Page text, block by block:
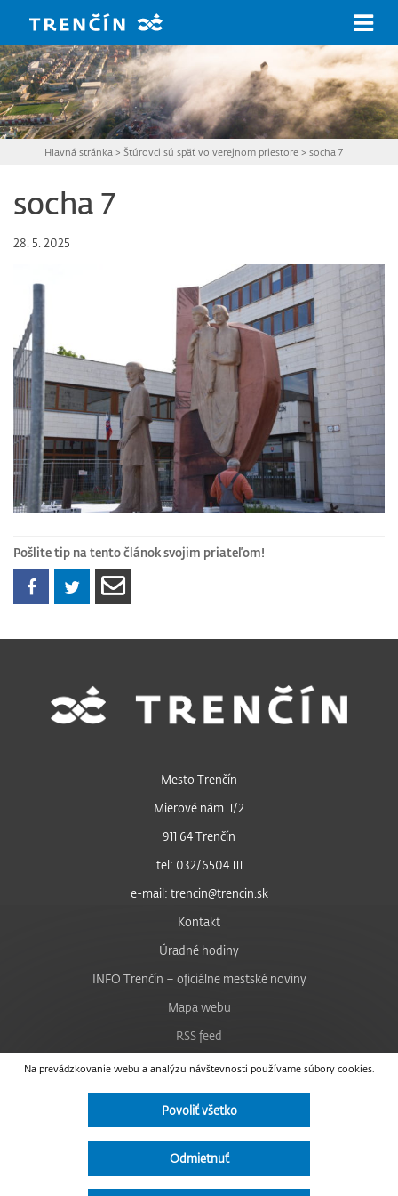
Hlavná stránka >Štúrovci sú späť vo verejnom priestore >socha 7
socha 7
28. 5. 2025
Pošlite tip na tento článok svojim priateľom!
Na prevádzkovanie webu a analýzu návštevnosti používame súbory cookies.
Povoliť všetko
Odmietnuť
Mesto Trenčín
Mierové nám. 1/2
911 64 Trenčín
tel: 032/6504 111
e-mail: trencin@trencin.sk
Kontakt
Úradné hodiny
INFO Trenčín – oficiálne mestské noviny
Mapa webu
RSS feed
Nastavenie cookies
Facebook
Instagram
Vyhlásenie o prístupnosti